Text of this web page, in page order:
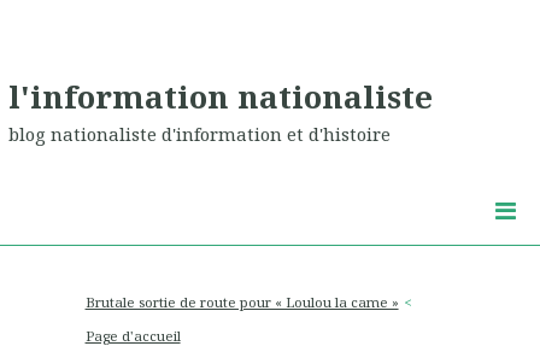
l'information nationaliste
blog nationaliste d'information et d'histoire
Brutale sortie de route pour « Loulou la came »
Page d'accueil